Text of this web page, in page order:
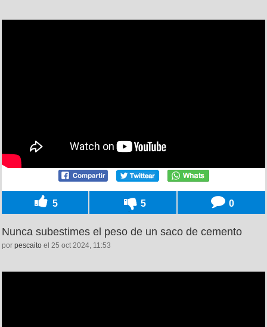
5 5 0
Nunca subestimes el peso de un saco de cemento
por pescaito el 25 oct 2024, 11:53